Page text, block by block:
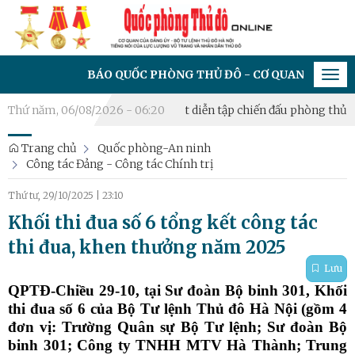
BÁO QUỐC PHÒNG THỦ ĐÔ - CƠ QUAN CỦA ĐẢNG ỦY -
Thứ năm, 06/08/2026 - 06:20
Biên, Bồ Đề tổng kết diễn tập chiến đấu phòng thủ năm 2026
Trang chủ
Quốc phòng-An ninh
Công tác Đảng - Công tác Chính trị
Thứ tư, 29/10/2025 23:10
Khối thi đua số 6 tổng kết công tác
thi đua, khen thưởng năm 2025
Lưu
QPTĐ-Chiều 29-10, tại Sư đoàn Bộ binh 301, Khối
thi đua số 6 của Bộ Tư lệnh Thủ đô Hà Nội (gồm 4
đơn vị: Trường Quân sự Bộ Tư lệnh; Sư đoàn Bộ
binh 301; Công ty TNHH MTV Hà Thành; Trung